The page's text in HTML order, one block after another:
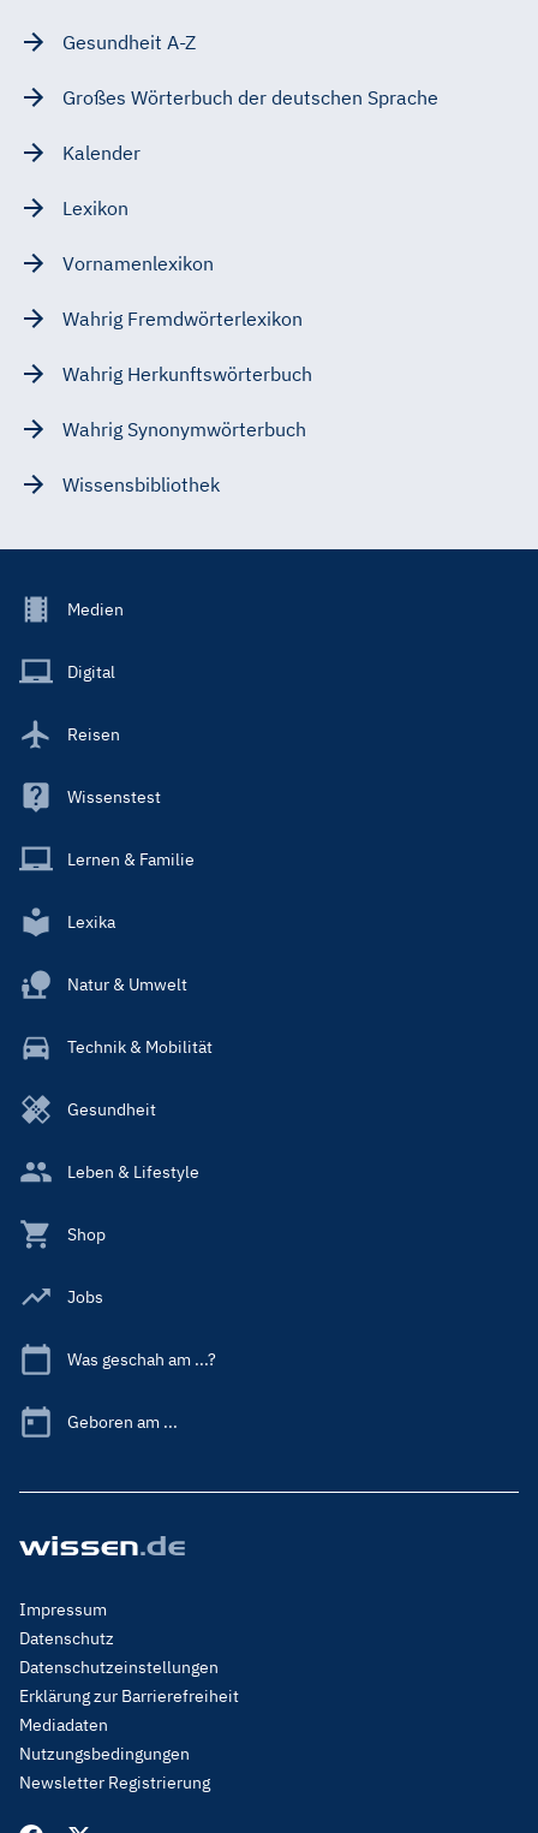
Gesundheit A-Z
Großes Wörterbuch der deutschen Sprache
Kalender
Lexikon
Vornamenlexikon
Wahrig Fremdwörterlexikon
Wahrig Herkunftswörterbuch
Wahrig Synonymwörterbuch
Wissensbibliothek
Footer
Main
Medien
Digital
Reisen
Wissenstest
Lernen & Familie
Lexika
Natur & Umwelt
Technik & Mobilität
Gesundheit
Leben & Lifestyle
Shop
Jobs
Was geschah am ...?
Geboren am ...
Footer
Menu
Legal
Impressum
Datenschutz
Datenschutzeinstellungen
Erklärung zur Barrierefreiheit
Mediadaten
Nutzungsbedingungen
Newsletter Registrierung